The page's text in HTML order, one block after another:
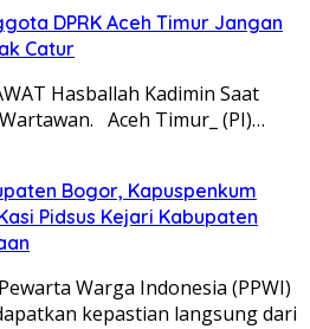
DPRK Aceh Timur Jangan
Catur
Hasballah Kadimin Saat
Aceh Timur_ (PI)…
Bogor, Kapuspenkum
Pidsus Kejari Kabupaten
Warga Indonesia (PPWI)
kepastian langsung dari